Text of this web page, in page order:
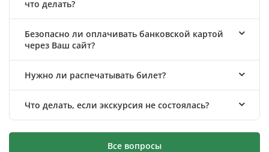
что делать?
Безопасно ли оплачивать банковской картой
через Ваш сайт?
Нужно ли распечатывать билет?
Что делать, если экскурсия не состоялась?
Все вопросы